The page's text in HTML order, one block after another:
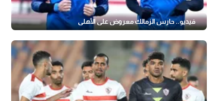
فيديو.. حارس الزمالك معروض على الأهلي